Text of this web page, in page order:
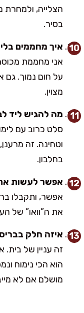
הצלייה, ולמחרת
בסיר.
איך מחממים
אני מחממת
על חום נמוך. גם
מצוין.
מה להגיש ליד
סלט כרוב עם
וטחינה. זה
בחלבון.
אפשר לעשות
אפשר, ותקבלו
את ה”וואו” של
איזה חלק
זה עניין של בית.
הוא הכי נימוח
מושלם אם לא